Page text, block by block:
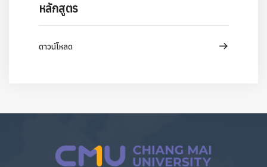
หลักสูตร
ดาวน์โหลด